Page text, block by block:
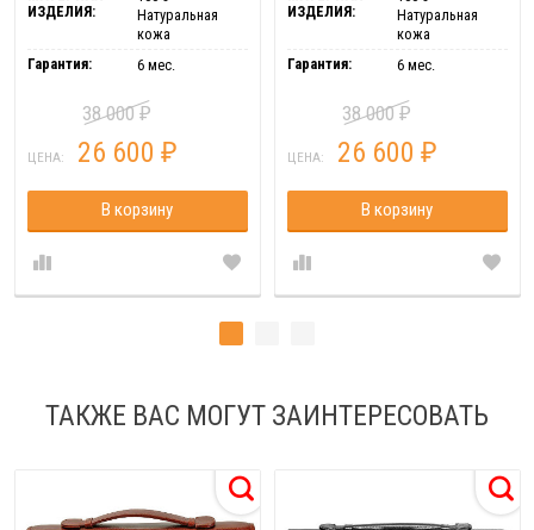
ИЗДЕЛИЯ:
Натуральная
кожа
Гарантия:
6 мес.
38 000₽
ЦЕНА: 26 600 ₽
В корзину
ИЗДЕЛИЯ:
Натуральная
кожа
Гарантия:
6 мес.
38 000₽
ЦЕНА: 26 600 ₽
В корзину
ТАКЖЕ ВАС МОГУТ ЗАИНТЕРЕСОВАТЬ